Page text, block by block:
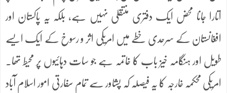
اتارا جانا محض ایک دفتری منتقلی نہیں ہے، بلکہ یہ پاکستان اور
افغانستان کے سرحدی خطے میں امریکی اثر و رسوخ کے ایک ایسے
طویل اور ہنگامہ خیز باب کا خاتمہ ہے جو سات دہائیوں پر محیط تھا۔
امریکی محکمہ خارجہ کا یہ فیصلہ کہ پشاور سے تمام سفارتی امور اسلام آباد